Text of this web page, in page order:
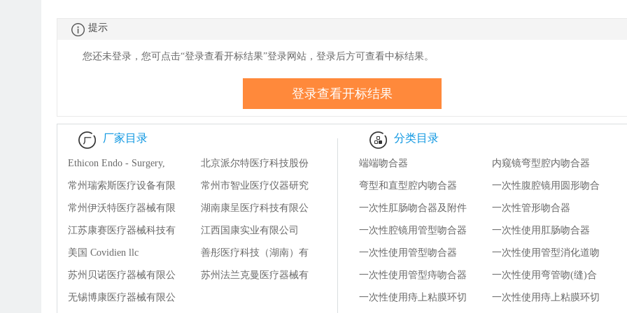
提示
您还未登录，您可点击“登录查看开标结果”登录网站，登录后方可查看中标结果。
登录查看开标结果
厂家目录
Ethicon Endo - Surgery,
LLC
北京派尔特医疗科技股份
有限公司
常州瑞索斯医疗设备有限
公司
常州市智业医疗仪器研究
所有限公司
常州伊沃特医疗器械有限
公司
湖南康呈医疗科技有限公
司
江苏康赛医疗器械科技有
限公司
江西国康实业有限公司
美国 Covidien llc 善彤医疗科技（湖南）有
限公司
苏州贝诺医疗器械有限公
司
苏州法兰克曼医疗器械有
无锡博康医疗器械有限公
分类目录
端端吻合器 内窥镜弯型腔内吻合器
弯型和直型腔内吻合器 一次性腹腔镜用圆形吻合
器
一次性肛肠吻合器及附件 一次性管形吻合器
一次性腔镜用管型吻合器 一次性使用肛肠吻合器
一次性使用管型吻合器 一次性使用管型消化道吻
合器
一次性使用管型痔吻合器
及附件
一次性使用弯管吻(缝)合
器
一次性使用痔上粘膜环切 一次性使用痔上粘膜环切